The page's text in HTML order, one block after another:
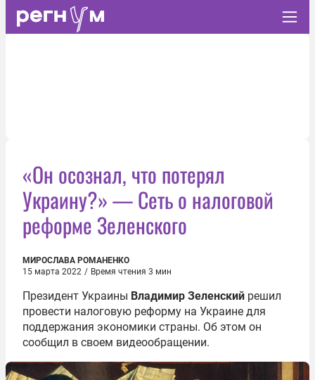
«Он осознал, что потерял
Украину?» — Сеть о налоговой
реформе Зеленского
МИРОСЛАВА РОМАНЕНКО
15 марта 2022 / Время чтения 3 мин
Президент Украины Владимир Зеленский решил
провести налоговую реформу на Украине для
поддержания экономики страны. Об этом он
сообщил в своем видеообращении.